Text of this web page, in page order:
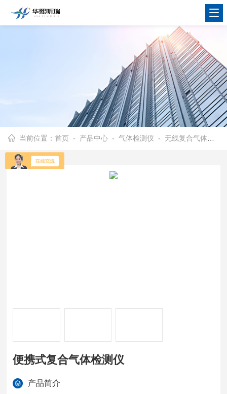
当前位置：首页 - 产品中心 -气体检测仪 - 无线复合气体检测仪
便携式复合气体检测仪
产品简介